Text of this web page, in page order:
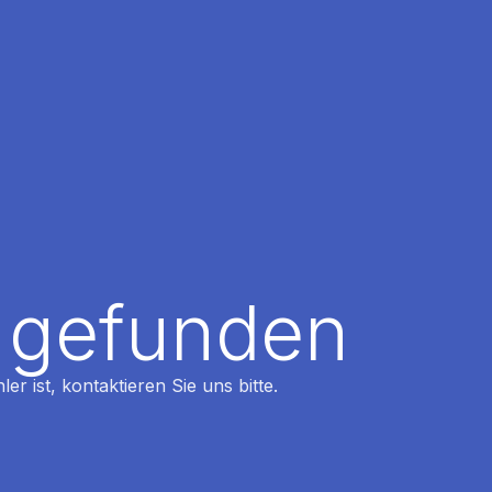
ist, kontaktieren Sie uns bitte.